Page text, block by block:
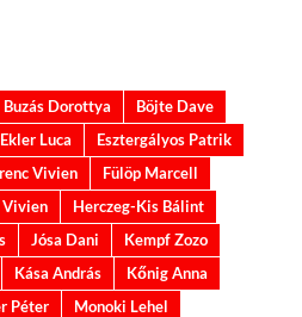
Buzás Dorottya
Böjte Dave
Ekler Luca
Esztergályos Patrik
Vivien
Fülöp Marcell
Vivien
Herczeg-Kis Bálint
Jósa Dani
Kempf Zozo
Kása András
Kőnig Anna
Péter
Monoki Lehel